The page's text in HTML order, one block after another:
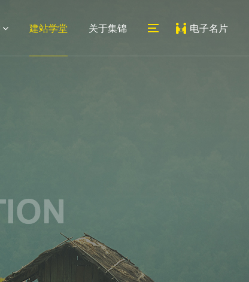
建站学堂 关于集锦 电子名片
小程序
电话：400-888-9358